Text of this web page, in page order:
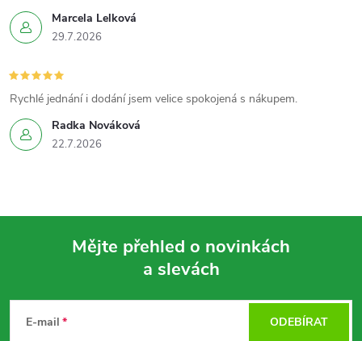
Marcela Lelková
29.7.2026
Radka Nováková
22.7.2026
Rychlé jednání i dodání jsem velice spokojená s nákupem.
Mějte přehled o novinkách
a slevách
E-mail ODEBÍRAT